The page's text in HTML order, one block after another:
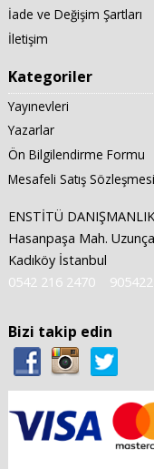
İade ve Değişim Şartları
İletişim
Kategoriler
Yayınevleri
Yazarlar
Ön Bilgilendirme Formu
Mesafeli Satış Sözleşmesi
ENSTİTÜ
Hasanpaşa Mah.
Kadıköy İstanbul
0542 216 2470
Bizi takip edin